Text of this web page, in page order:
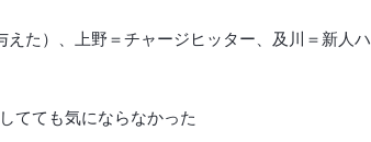
た）、上野＝チャージヒッター、及川＝新人ハ
てても気にならなかった